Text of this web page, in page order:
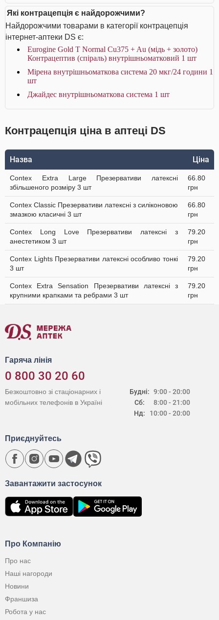
Які контрацепція є найдорожчими?
Найдорожчими товарами в категорії контрацепція
інтернет-аптеки DS є:
Eurogine Gold T Normal Cu375 + Au (мідь + золото)
Контрацептив (спіраль) внутрішньоматковий 1 шт
Мірена внутрішньоматкова система 20 мкг/24 години 1
шт
Джайдес внутрішньоматкова система 1 шт
Контрацепція ціна в аптеці DS
Назва Ціна
Contex Extra Large Презервативи латексні
збільшеного розміру 3 шт
66.80
грн
Contex Classic Презервативи латексні з силіконовою
змазкою класичні 3 шт
66.80
грн
Contex Long Love Презервативи латексні з
анестетиком 3 шт
79.20
грн
Contex Lights Презервативи латексні особливо тонкі
3 шт
79.20
грн
Contex Extra Sensation Презервативи латексні з
крупними крапками та ребрами 3 шт
79.20
грн
Гаряча лінія
0 800 30 20 60
Будні:
Сб:
Нд:
9:00 - 20:00
8:00 - 21:00
10:00 - 20:00
Безкоштовно зі стаціонарних і
мобільних телефонів в Україні
Про Компанію
Про нас
Наші нагороди
Новини
Франшиза
Робота у нас
Завантажити застосунок
Приєднуйтесь